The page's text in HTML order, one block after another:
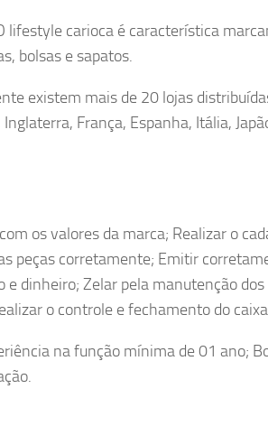
lifestyle carioca é característica
bolsas e sapatos.
existem mais de 20 lojas
França, Espanha, Itália,
os valores da marca; Realizar o
peças corretamente; Emitir
dinheiro; Zelar pela manutenção
o controle e fechamento do
na função mínima de 01 ano;